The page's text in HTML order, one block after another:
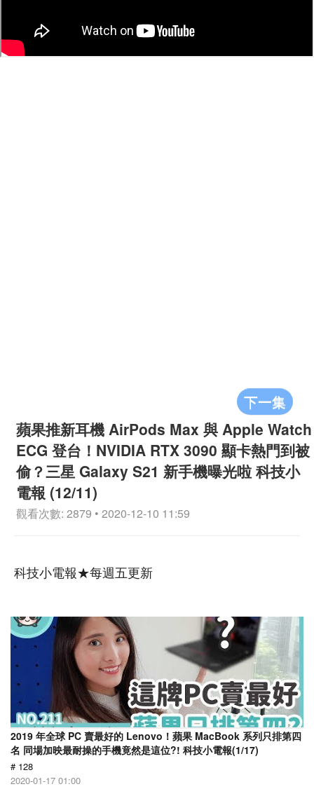
下一集
蘋果推新耳機 AirPods Max 與 Apple Watch
ECG 登台！NVIDIA RTX 3090 顯卡熱門到被
偷？三星 Galaxy S21 新手機曝光啦 科技小
電報 (12/11)
觀看次數: 2879 • 2020-12-10 11:59
科技小電報★每週五更新
2019 年全球 PC 賣最好的 Lenovo！蘋果 MacBook 系列只排第四
名 同場加映最耐操的手機竟然是這位?! 科技小電報(1/17)
# 128
2020-01-17 01:00